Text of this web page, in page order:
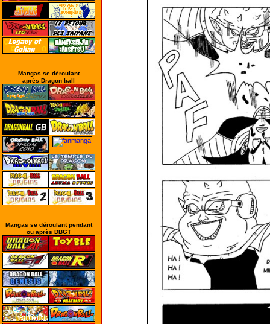
Mangas se déroulant
après Dragon ball
Mangas se déroulant pendant
ou après DBGT